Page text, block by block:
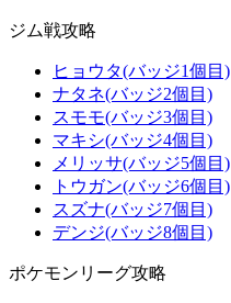
ジム戦攻略
ヒョウタ(バッジ1個目)
ナタネ(バッジ2個目)
スモモ(バッジ3個目)
マキシ(バッジ4個目)
メリッサ(バッジ5個目)
トウガン(バッジ6個目)
スズナ(バッジ7個目)
デンジ(バッジ8個目)
ポケモンリーグ攻略